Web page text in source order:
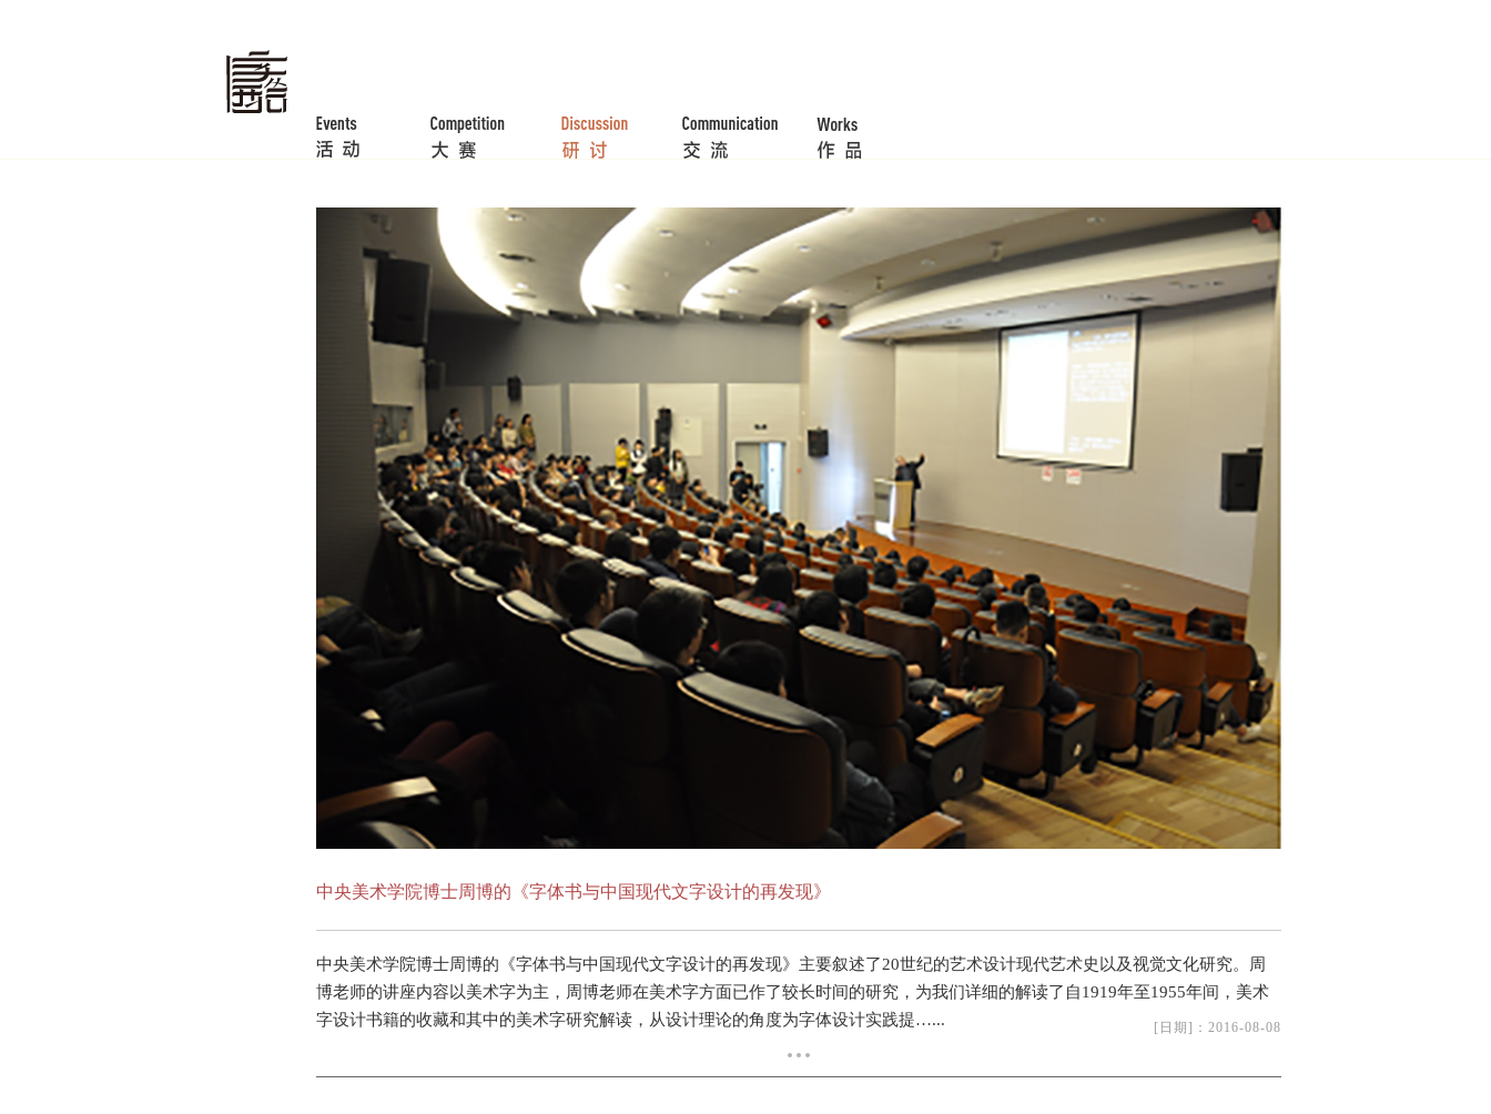
中央美术学院博士周博的《字体书与中国现代文字设计的再发现》
中央美术学院博士周博的《字体书与中国现代文字设计的再发现》主要叙述了20世纪的艺术设计现代艺术史以及视觉文化研究。周
博老师的讲座内容以美术字为主，周博老师在美术字方面已作了较长时间的研究，为我们详细的解读了自1919年至1955年间，美术
字设计书籍的收藏和其中的美术字研究解读，从设计理论的角度为字体设计实践提…...
[日期]： 2016-08-08